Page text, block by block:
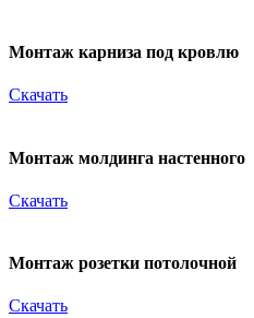
Монтаж карниза под кровлю
Скачать
Монтаж молдинга настенного
Скачать
Монтаж розетки потолочной
Скачать